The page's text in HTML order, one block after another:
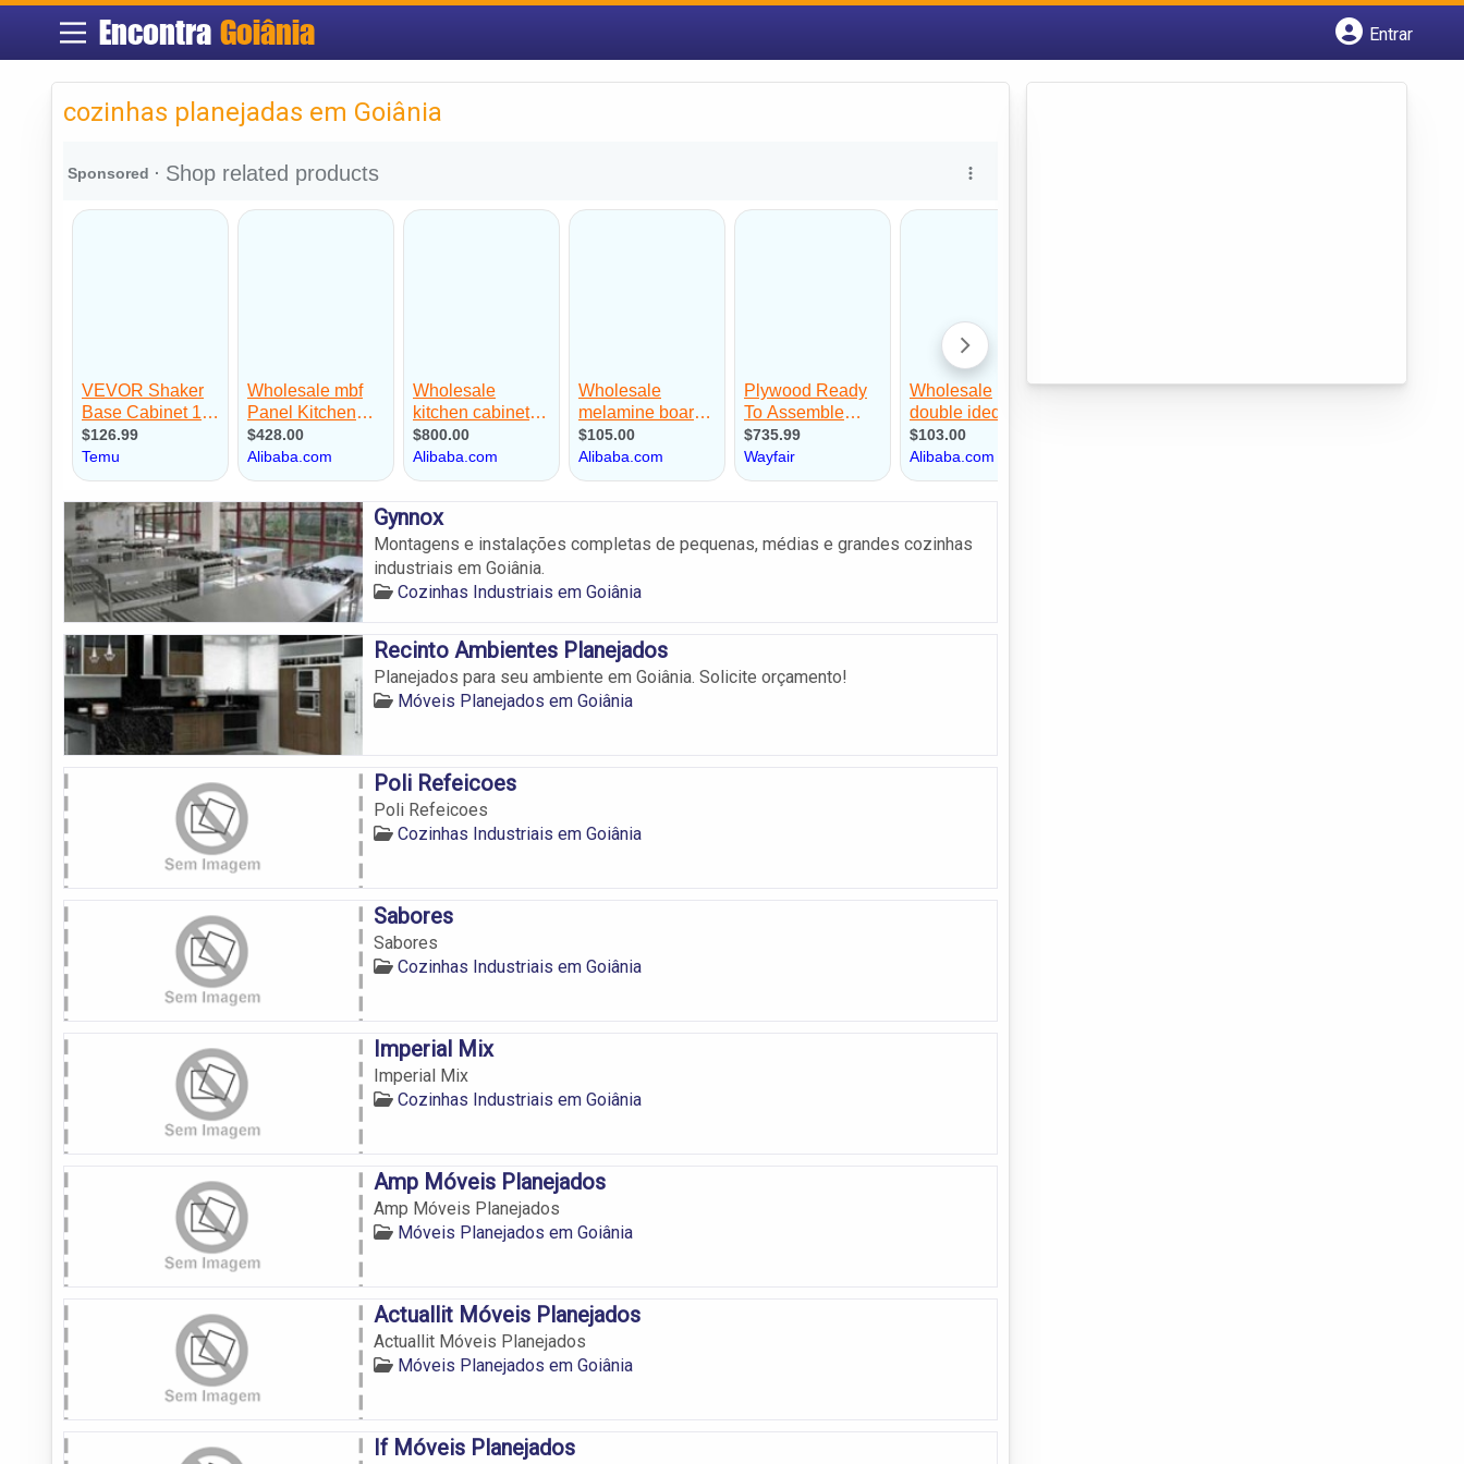
Encontra Goiânia
Entrar
cozinhas planejadas em Goiânia
Gynnox
Montagens e instalações completas de pequenas, médias e grandes cozinhas
industriais em Goiânia.
Cozinhas Industriais em Goiânia
Recinto Ambientes Planejados
Planejados para seu ambiente em Goiânia. Solicite orçamento!
Móveis Planejados em Goiânia
Poli Refeicoes
Poli Refeicoes
Cozinhas Industriais em Goiânia
Sabores
Sabores
Cozinhas Industriais em Goiânia
Imperial Mix
Imperial Mix
Cozinhas Industriais em Goiânia
Amp Móveis Planejados
Amp Móveis Planejados
Móveis Planejados em Goiânia
Actuallit Móveis Planejados
Actuallit Móveis Planejados
Móveis Planejados em Goiânia
If Móveis Planejados